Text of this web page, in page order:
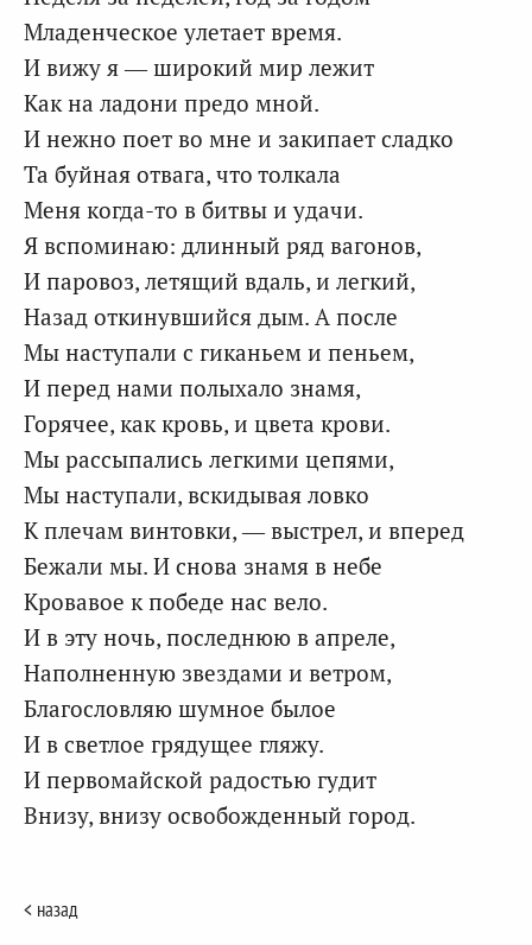
Младенческое улетает время.
И вижу я — широкий мир лежит
Как на ладони предо мной.
И нежно поет во мне и закипает сладко
Та буйная отвага, что толкала
Меня когда-то в битвы и удачи.
Я вспоминаю: длинный ряд вагонов,
И паровоз, летящий вдаль, и легкий,
Назад откинувшийся дым. А после
Мы наступали с гиканьем и пеньем,
И перед нами полыхало знамя,
Горячее, как кровь, и цвета крови.
Мы рассыпались легкими цепями,
Мы наступали, вскидывая ловко
К плечам винтовки, — выстрел, и вперед
Бежали мы. И снова знамя в небе
Кровавое к победе нас вело.
И в эту ночь, последнюю в апреле,
Наполненную звездами и ветром,
Благословляю шумное былое
И в светлое грядущее гляжу.
И первомайской радостью гудит
Внизу, внизу освобожденный город.
< назад